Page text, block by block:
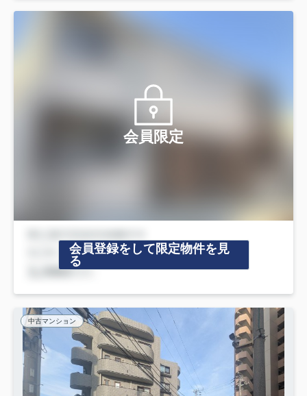
会員限定
会員登録をして限定物件を見
る
中古マンション